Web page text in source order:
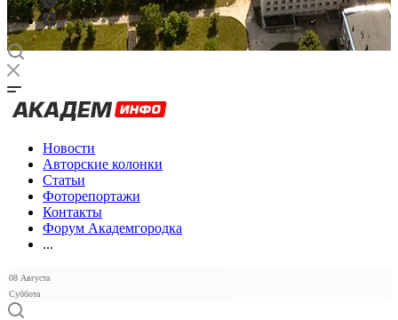
Новости
Авторские колонки
Статьи
Фоторепортажи
Контакты
Форум Академгородка
...
08 Августа
Суббота